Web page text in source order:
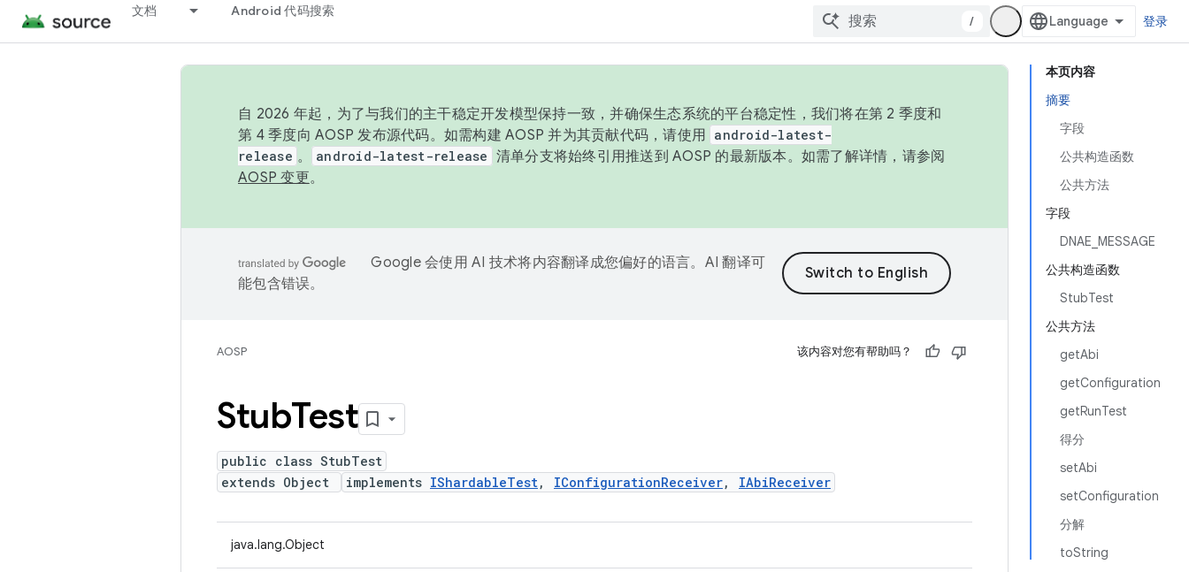
文档 Android 代码搜索
/ 登录
本页内容
摘要
字段
公共构造函数
公共方法
字段
DNAE_MESSAGE
公共构造函数
StubTest
公共方法
getAbi
getConfiguration
getRunTest
得分
setAbi
setConfiguration
分解
toString
自 2026 年起，为了与我们的主干稳定开发模型保持一致，并确保生态系统的平台稳定性，我们将在第 2 季度和
第 4 季度向 AOSP 发布源代码。如需构建 AOSP 并为其贡献代码，请使用 android-latest-
release 。 android-latest-release 清单分支将始终引用推送到 AOSP 的最新版本。如需了解详情，请参阅
AOSP 变更。
Google 会使用 AI 技术将内容翻译成您偏好的语言。AI 翻译可
能包含错误。
AOSP 该内容对您有帮助吗？
StubTest
public class StubTest
extends Object
implements IShardableTest, IConfigurationReceiver, IAbiReceiver
java.lang.Object